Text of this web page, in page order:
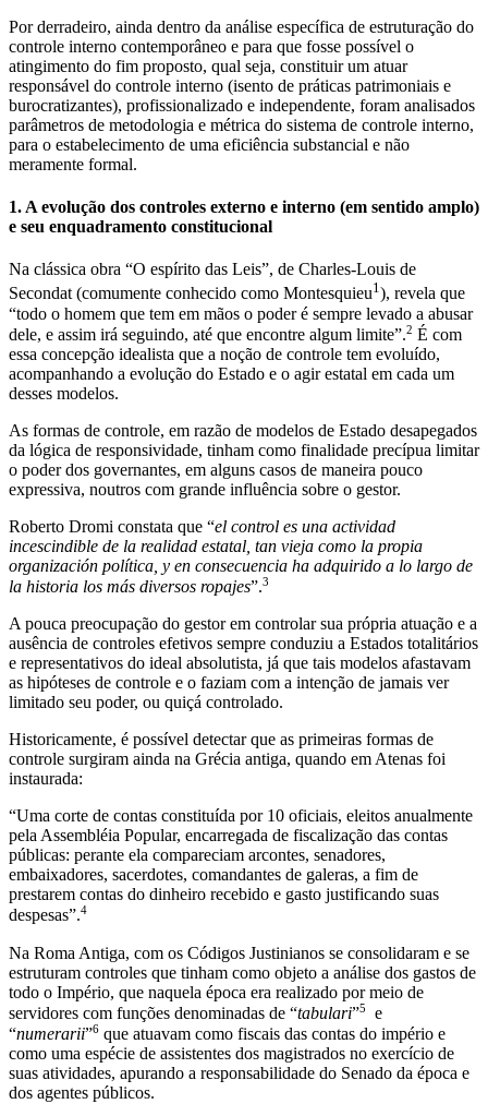
Por derradeiro, ainda dentro da análise específica de estruturação do
controle interno contemporâneo e para que fosse possível o
atingimento do fim proposto, qual seja, constituir um atuar
responsável do controle interno (isento de práticas patrimoniais e
burocratizantes), profissionalizado e independente, foram analisados
parâmetros de metodologia e métrica do sistema de controle interno,
para o estabelecimento de uma eficiência substancial e não
meramente formal.
1. A evolução dos controles externo e interno (em sentido amplo)
e seu enquadramento constitucional
Na clássica obra “O espírito das Leis”, de Charles-Louis de
Secondat (comumente conhecido como Montesquieu1), revela que
“todo o homem que tem em mãos o poder é sempre levado a abusar
dele, e assim irá seguindo, até que encontre algum limite”.2 É com
essa concepção idealista que a noção de controle tem evoluído,
acompanhando a evolução do Estado e o agir estatal em cada um
desses modelos.
As formas de controle, em razão de modelos de Estado desapegados
da lógica de responsividade, tinham como finalidade precípua limitar
o poder dos governantes, em alguns casos de maneira pouco
expressiva, noutros com grande influência sobre o gestor.
Roberto Dromi constata que “el control es una actividad
incescindible de la realidad estatal, tan vieja como la propia
organización política, y en consecuencia ha adquirido a lo largo de
la historia los más diversos ropajes”.3
A pouca preocupação do gestor em controlar sua própria atuação e a
ausência de controles efetivos sempre conduziu a Estados totalitários
e representativos do ideal absolutista, já que tais modelos afastavam
as hipóteses de controle e o faziam com a intenção de jamais ver
limitado seu poder, ou quiçá controlado.
Historicamente, é possível detectar que as primeiras formas de
controle surgiram ainda na Grécia antiga, quando em Atenas foi
instaurada:
“Uma corte de contas constituída por 10 oficiais, eleitos anualmente
pela Assembléia Popular, encarregada de fiscalização das contas
públicas: perante ela compareciam arcontes, senadores,
embaixadores, sacerdotes, comandantes de galeras, a fim de
prestarem contas do dinheiro recebido e gasto justificando suas
despesas”.4
Na Roma Antiga, com os Códigos Justinianos se consolidaram e se
estruturam controles que tinham como objeto a análise dos gastos de
todo o Império, que naquela época era realizado por meio de
servidores com funções denominadas de “tabulari”5
e
“numerarii”6 que atuavam como fiscais das contas do império e
como uma espécie de assistentes dos magistrados no exercício de
suas atividades, apurando a responsabilidade do Senado da época e
dos agentes públicos.